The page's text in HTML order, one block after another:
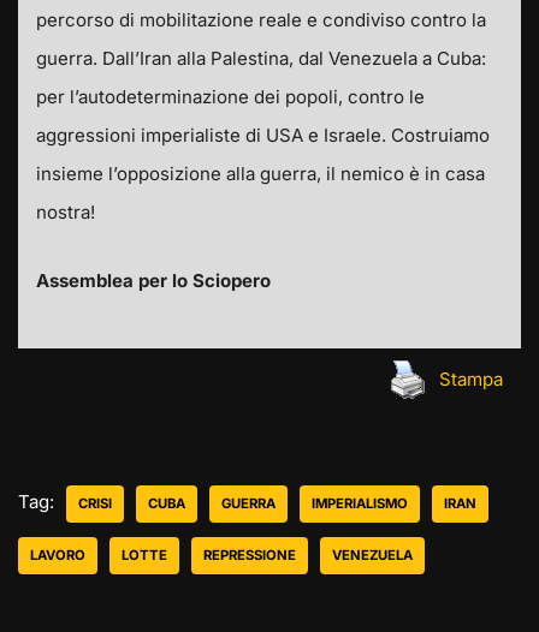
percorso di mobilitazione reale e condiviso contro la
guerra. Dall’Iran alla Palestina, dal Venezuela a Cuba:
per l’autodeterminazione dei popoli, contro le
aggressioni imperialiste di USA e Israele. Costruiamo
insieme l’opposizione alla guerra, il nemico è in casa
nostra!
Assemblea per lo Sciopero
Stampa
Tag: CRISI CUBA GUERRA IMPERIALISMO IRAN
LAVORO LOTTE REPRESSIONE VENEZUELA